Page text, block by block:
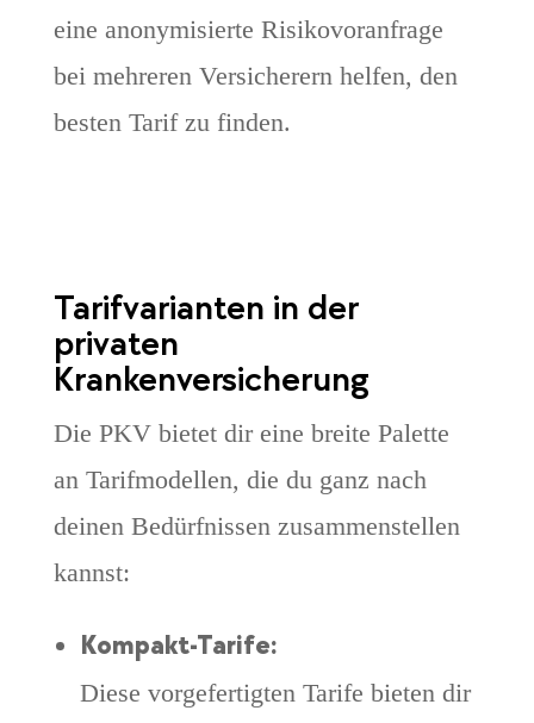
eine anonymisierte Risikovoranfrage
bei mehreren Versicherern helfen, den
besten Tarif zu finden.
Tarifvarianten in der
privaten
Krankenversicherung
Die PKV bietet dir eine breite Palette
an Tarifmodellen, die du ganz nach
deinen Bedürfnissen zusammenstellen
kannst:
Kompakt-Tarife:
Diese vorgefertigten Tarife bieten dir